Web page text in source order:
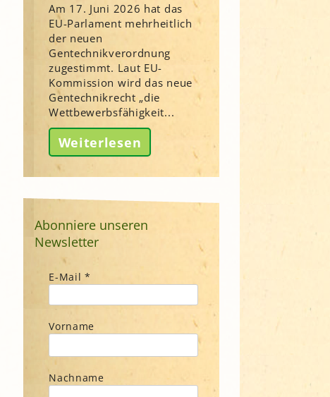
Am 17. Juni 2026 hat das
EU-Parlament mehrheitlich
der neuen
Gentechnikverordnung
zugestimmt. Laut EU-
Kommission wird das neue
Gentechnikrecht „die
Wettbewerbsfähigkeit...
Weiterlesen
Abonniere unseren
Newsletter
E-Mail*
Vorname
Nachname